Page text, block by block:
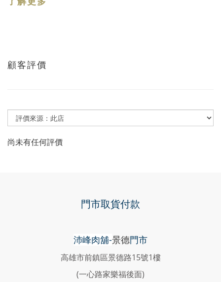
顧客評價
尚未有任何評價
門市取貨付款
沛峰肉舖-景德門市
高雄市前鎮區景德路15號1樓
(一心路家樂福後面)